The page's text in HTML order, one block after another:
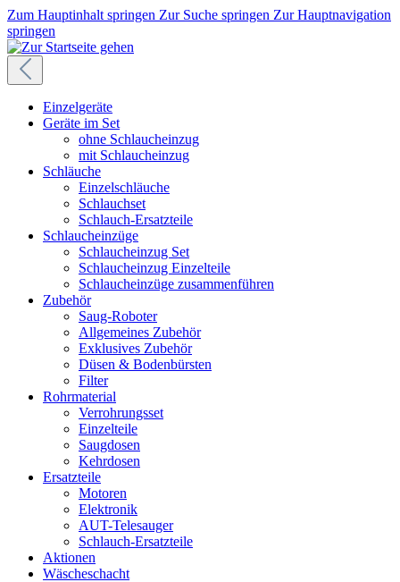
Zum Hauptinhalt springen Zur Suche springen Zur Hauptnavigation
springen
Einzelgeräte
Geräte im Set
ohne Schlaucheinzug
mit Schlaucheinzug
Schläuche
Einzelschläuche
Schlauchset
Schlauch-Ersatzteile
Schlaucheinzüge
Schlaucheinzug Set
Schlaucheinzug Einzelteile
Schlaucheinzüge zusammenführen
Zubehör
Saug-Roboter
Allgemeines Zubehör
Exklusives Zubehör
Düsen & Bodenbürsten
Filter
Rohrmaterial
Verrohrungsset
Einzelteile
Saugdosen
Kehrdosen
Ersatzteile
Motoren
Elektronik
AUT-Telesauger
Schlauch-Ersatzteile
Aktionen
Wäscheschacht